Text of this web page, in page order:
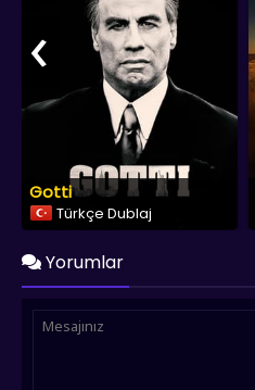
Gotti
Türkçe Dublaj
‹
Yorumlar